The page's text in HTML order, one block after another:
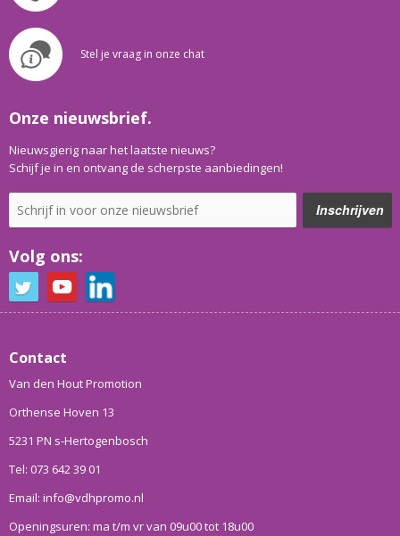
Stel je vraag in onze chat
Onze nieuwsbrief.
Nieuwsgierig naar het laatste nieuws?
Schijf je in en ontvang de scherpste aanbiedingen!
Volg ons:
Contact
Van den Hout Promotion
Orthense Hoven 13
5231 PN s-Hertogenbosch
Tel: 073 642 39 01
Email: info@vdhpromo.nl
Openingsuren: ma t/m vr van 09u00 tot 18u00